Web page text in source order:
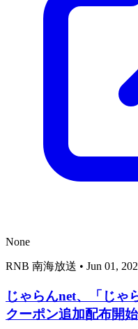
None
RNB 南海放送 • Jun 01,
じゃらんnet、「じ
クーポン追加配布開